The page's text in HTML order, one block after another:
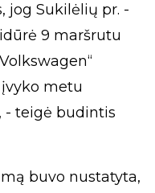
jog Sukilėlių pr. -
9 maršrutu
metu
- teigė budintis
buvo nustatyta,